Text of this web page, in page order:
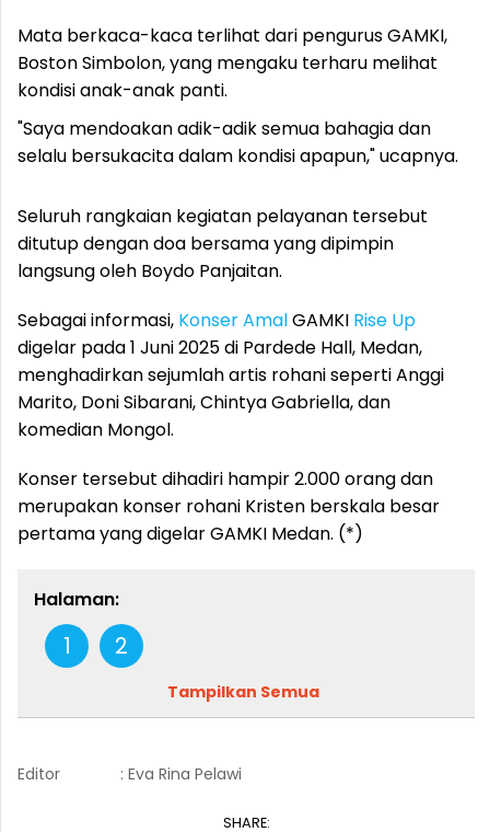
Mata berkaca-kaca terlihat dari pengurus GAMKI,
Boston Simbolon, yang mengaku terharu melihat
kondisi anak-anak panti.
"Saya mendoakan adik-adik semua bahagia dan
selalu bersukacita dalam kondisi apapun," ucapnya.
Seluruh rangkaian kegiatan pelayanan tersebut
ditutup dengan doa bersama yang dipimpin
langsung oleh Boydo Panjaitan.
Sebagai informasi, Konser AmalGAMKI Rise Up
digelar pada 1 Juni 2025 di Pardede Hall, Medan,
menghadirkan sejumlah artis rohani seperti Anggi
Marito, Doni Sibarani, Chintya Gabriella, dan
komedian Mongol.
Konser tersebut dihadiri hampir 2.000 orang dan
merupakan konser rohani Kristen berskala besar
pertama yang digelar GAMKI Medan. (*)
Halaman:
1 2
Tampilkan Semua
Editor : Eva Rina Pelawi
SHARE: